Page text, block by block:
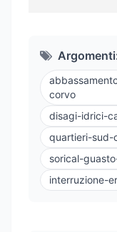
corvo
disagi-idrici-
quartieri-sud-
sorical-
interruzione-